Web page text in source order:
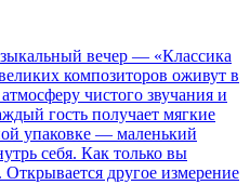
вечер — «Классика
композиторов оживут в
чистого звучания и
гость получает мягкие
упаковке — маленький
себя. Как только вы
Открывается другое измерение